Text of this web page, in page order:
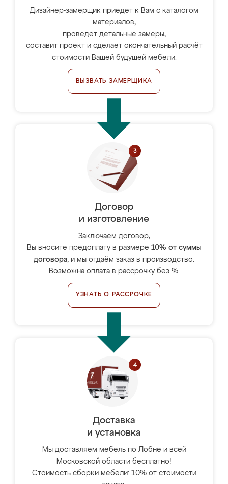
Дизайнер-замерщик приедет к Вам с каталогом
материалов,
проведёт детальные замеры,
составит проект и сделает окончательный расчёт
стоимости Вашей будущей мебели.
ВЫЗВАТЬ ЗАМЕРЩИКА
Договор
и изготовление
Заключаем договор,
Вы вносите предоплату в размере 10% от суммы
договора, и мы отдаём заказ в производство.
Возможна оплата в рассрочку без %.
УЗНАТЬ О РАССРОЧКЕ
Доставка
и установка
Мы доставляем мебель по Лобне и всей
Московской области бесплатно!
Стоимость сборки мебели: 10% от стоимости